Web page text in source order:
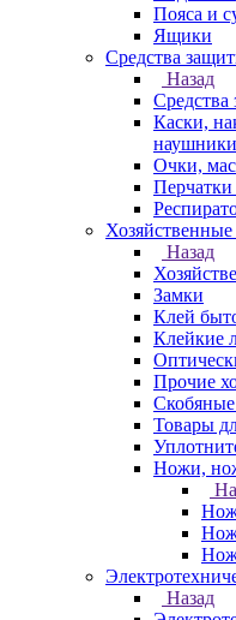
Пояса и
Ящики
Средства
Назад
Средства
Каски,
наушники
Очки,
Назад
Замки
Клей
Клейкие
Прочие
Скобяные
Товары
Ножи,
Назад